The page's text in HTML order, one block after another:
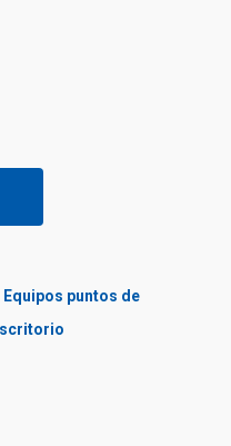
Equipos puntos de